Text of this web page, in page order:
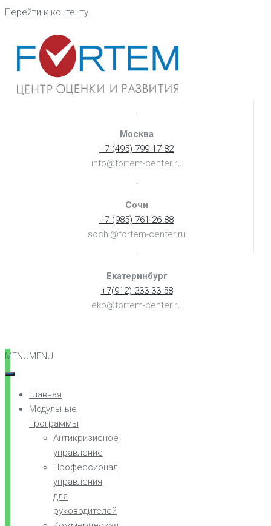
Перейти к контенту
Москва
+7 (495) 799-17-82
info@fortem-center.ru
Сочи
+7 (985) 761-26-88
sochi@fortem-center.ru
Екатеринбург
+7(912) 233-33-58
ekb@fortem-center.ru
MENUMENU
Главная
Модульные
программы
Антикризисное
управление
Профессионал
управления
для
руководителей